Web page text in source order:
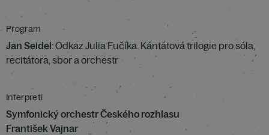
Program
Jan Seidel: Odkaz Julia Fučíka. Kántátová trilogie pro sóla,
recitátora, sbor a orchestr
Interpreti
Symfonický orchestr Českého rozhlasu
František Vajnar